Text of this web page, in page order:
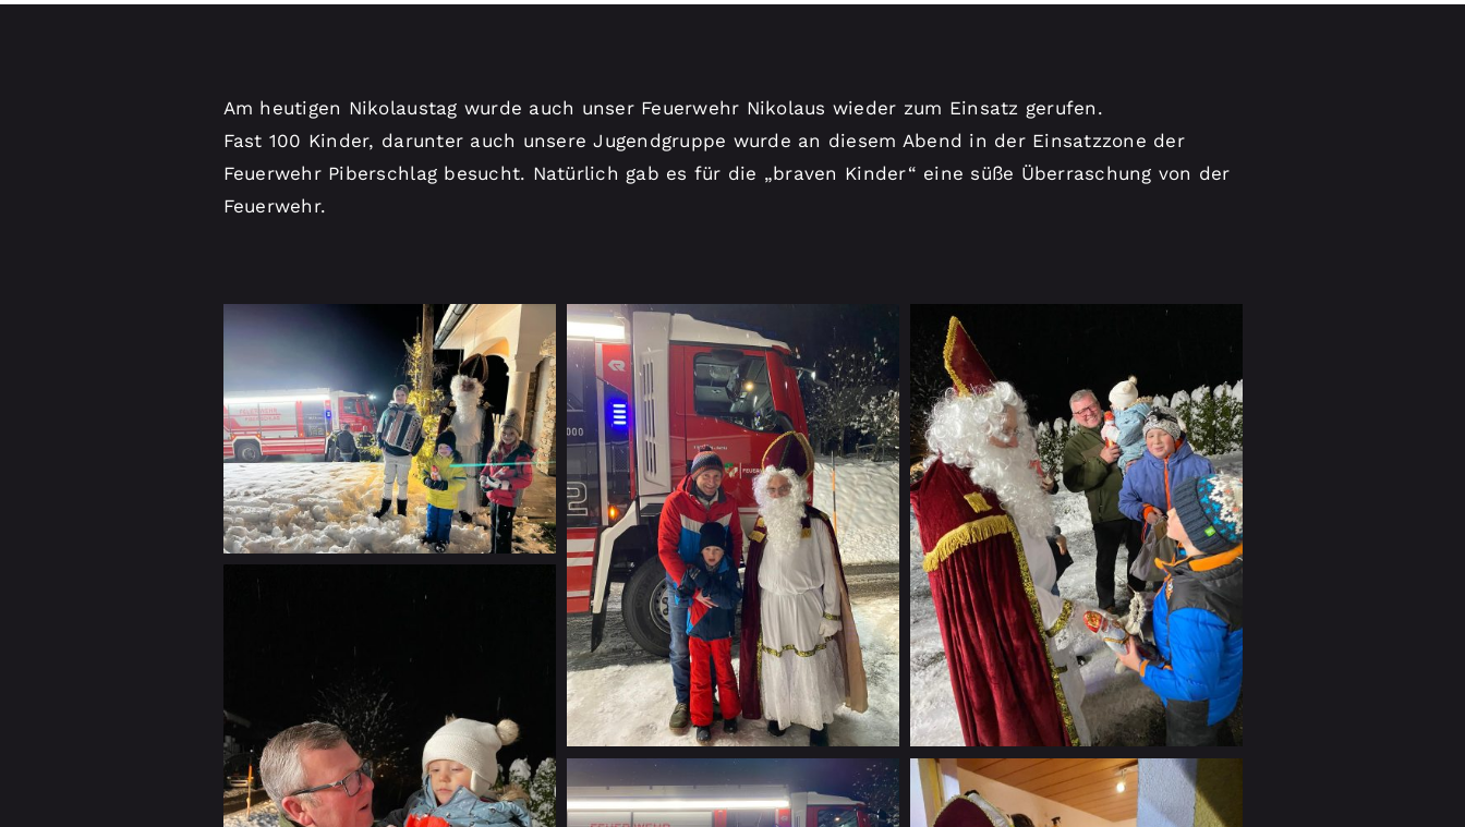
Am heutigen Nikolaustag wurde auch unser Feuerwehr Nikolaus wieder zum Einsatz gerufen.
Fast 100 Kinder, darunter auch unsere Jugendgruppe wurde an diesem Abend in der Einsatzzone der
Feuerwehr Piberschlag besucht. Natürlich gab es für die „braven Kinder“ eine süße Überraschung von der
Feuerwehr.